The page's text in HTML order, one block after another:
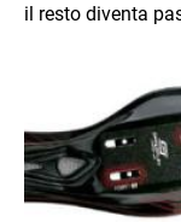
il resto diventa